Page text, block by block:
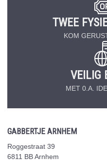
TWEE
KOM
VEILIG
MET 0.A.
GABBERTJE ARNHEM
Roggestraat 39
6811 BB Arnhem